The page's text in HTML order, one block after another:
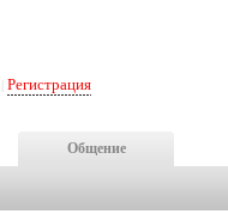
Регистрация
Общение